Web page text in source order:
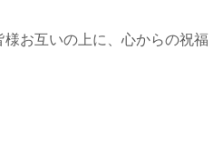
お互いの上に、心からの祝福